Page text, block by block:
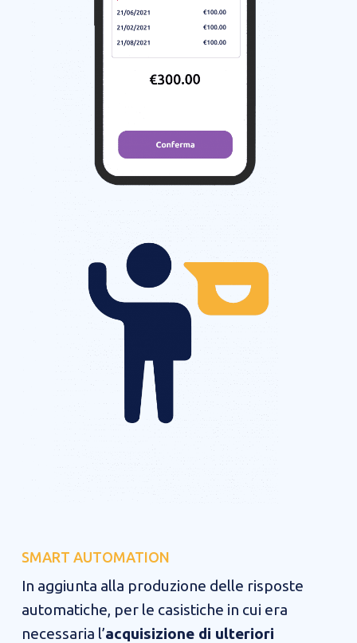
SMART AUTOMATION​​
In aggiunta alla produzione delle risposte
automatiche, per le casistiche in cui era
necessaria l’acquisizione di ulteriori